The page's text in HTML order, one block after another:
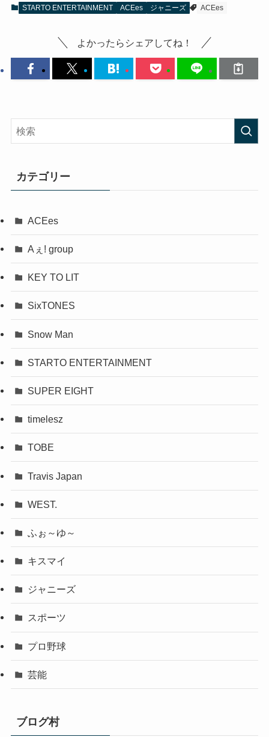
STARTO ENTERTAINMENT ACEes ジャニーズ ACEes
よかったらシェアしてね！
カテゴリー
ACEes
Aぇ! group
KEY TO LIT
SixTONES
Snow Man
STARTO ENTERTAINMENT
SUPER EIGHT
timelesz
TOBE
Travis Japan
WEST.
ふぉ～ゆ～
キスマイ
ジャニーズ
スポーツ
プロ野球
芸能
ブログ村